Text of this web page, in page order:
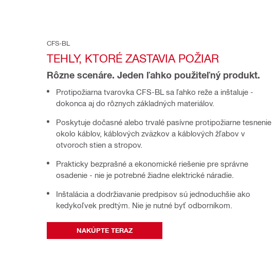
CFS-BL
TEHLY, KTORÉ ZASTAVIA POŽIAR
Rôzne scenáre. Jeden ľahko použiteľný produkt.
Protipožiarna tvarovka CFS-BL sa ľahko reže a inštaluje -
dokonca aj do rôznych základných materiálov.
Poskytuje dočasné alebo trvalé pasívne protipožiarne tesnenie
okolo káblov, káblových zväzkov a káblových žľabov v
otvoroch stien a stropov.
Prakticky bezprašné a ekonomické riešenie pre správne
osadenie - nie je potrebné žiadne elektrické náradie.
Inštalácia a dodržiavanie predpisov sú jednoduchšie ako
kedykoľvek predtým. Nie je nutné byť odborníkom.
NAKÚPTE TERAZ